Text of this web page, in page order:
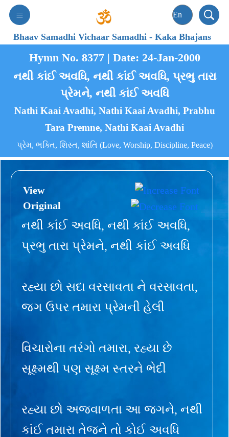
Bhaav Samadhi Vichaar Samadhi-Kaka Bhajans
Hymn No. 8377 | Date: 24-Jan-2000
નથી કાંઈ અવધિ, નથી કાંઈ અવધિ, પ્રભુ તારા
પ્રેમને, નથી કાંઈ અવધિ
Nathi Kaai Avadhi, Nathi Kaai Avadhi, Prabhu
Tara Premne, Nathi Kaai Avadhi
પ્રેમ, ભક્તિ, શિસ્ત, શાંતિ (Love, Worship, Discipline, Peace)
View
Original
નથી કાંઈ અવધિ, નથી કાંઈ અવધિ,
પ્રભુ તારા પ્રેમને, નથી કાંઈ અવધિ
રહ્યા છો સદા વરસાવતા ને વરસાવતા,
જગ ઉપર તમારા પ્રેમની હેલી
વિચારોના તરંગો તમારા, રહ્યા છે
સૂક્ષ્મથી પણ સૂક્ષ્મ સ્તરને ભેદી
રહ્યા છો અજવાળતા આ જગને, નથી
કાંઈ તમારા તેજને તો કોઈ અવધિ